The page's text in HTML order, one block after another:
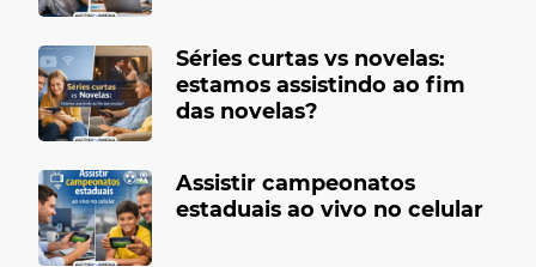
Séries curtas vs novelas:
estamos assistindo ao fim
das novelas?
Assistir campeonatos
estaduais ao vivo no celular